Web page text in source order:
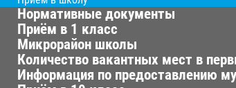
Нормативные документы
Приём в 1 класс
Микрорайон школы
Количество вакантных мест в
Информация по предоставлению